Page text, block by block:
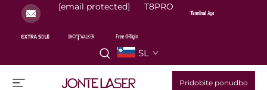
[email protected] T8PRO
SL
Pridobite ponudbo